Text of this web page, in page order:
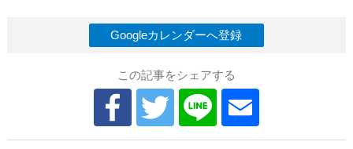
Googleカレンダーへ登録
この記事をシェアする